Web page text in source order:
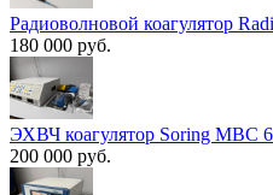
Радиоволновой коагулятор
180 000 руб.
ЭХВЧ коагулятор Soring MBC
200 000 руб.